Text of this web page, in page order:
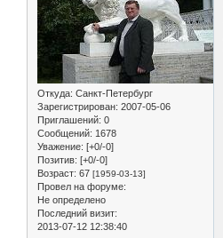
Откуда: Санкт-Петербург
Зарегистрирован: 2007-05-06
Приглашений: 0
Сообщений: 1678
Уважение: [+0/-0]
Позитив: [+0/-0]
Возраст: 67 [1959-03-13]
Провел на форуме:
Не определено
Последний визит:
2013-07-12 12:38:40